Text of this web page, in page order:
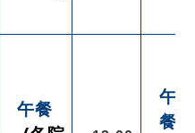
午餐
午
餐